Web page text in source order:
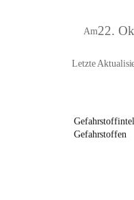
Am22.
Letzte
Gefahrstoffen